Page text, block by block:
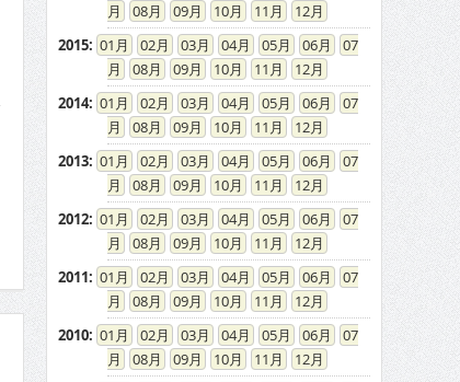
08
09 10 11
12
2015: 01 02 03 04 05 06
07
08
09 10 11
12
2014: 01 02 03 04 05 06
07
08
09 10 11
12
2013: 01 02 03 04 05 06
07
08
09 10 11
12
2012: 01 02 03 04 05 06
07
08
09 10 11
12
2011: 01 02 03 04 05 06
07
08
09 10 11
12
2010: 01 02 03 04 05 06
07
08
09 10 11
12